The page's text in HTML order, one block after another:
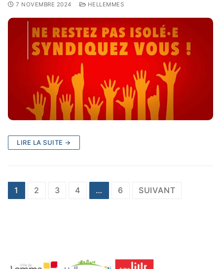
7 NOVEMBRE 2024 HELLEMMES
LIRE LA SUITE →
1 2 3 4 … 6 SUIVANT